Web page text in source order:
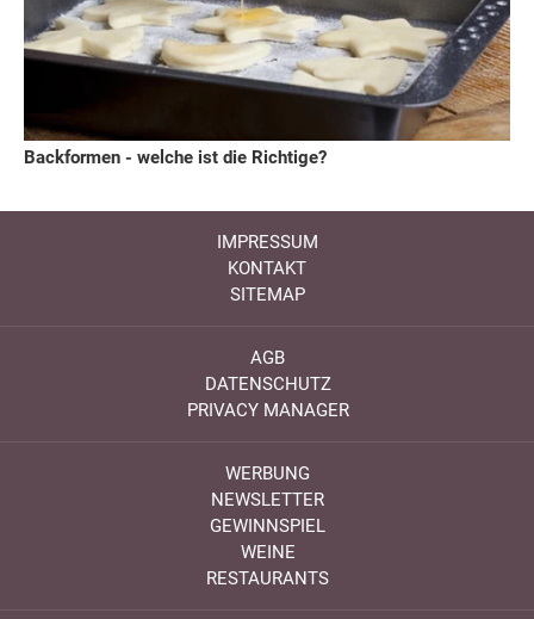
Backformen - welche ist die Richtige?
IMPRESSUM
KONTAKT
SITEMAP
AGB
DATENSCHUTZ
PRIVACY MANAGER
WERBUNG
NEWSLETTER
GEWINNSPIEL
WEINE
RESTAURANTS